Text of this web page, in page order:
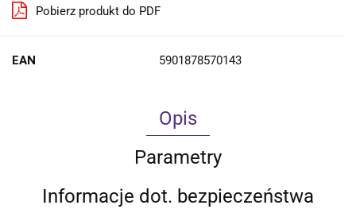
Pobierz produkt do PDF
EAN 5901878570143
Opis
Parametry
Informacje dot. bezpieczeństwa